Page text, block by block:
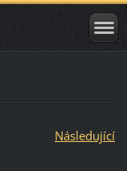
Následující